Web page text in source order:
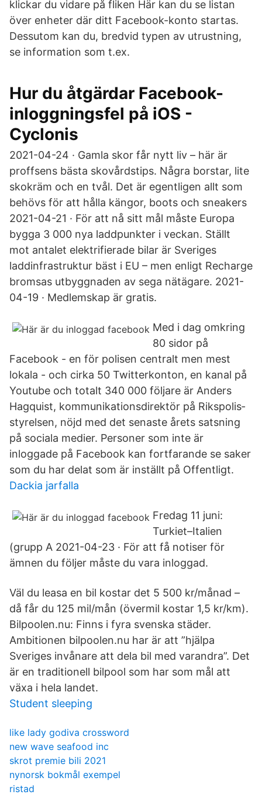
klickar du vidare på fliken Här kan du se listan
över enheter där ditt Facebook-konto startas.
Dessutom kan du, bredvid typen av utrustning,
se information som t.ex.
Hur du åtgärdar Facebook-
inloggningsfel på iOS -
Cyclonis
2021-04-24 · Gamla skor får nytt liv – här är
proffsens bästa skovårdstips. Några borstar, lite
skokräm och en tvål. Det är egentligen allt som
behövs för att hålla kängor, boots och sneakers
2021-04-21 · För att nå sitt mål måste Europa
bygga 3 000 nya laddpunkter i veckan. Ställt
mot antalet elektrifierade bilar är Sveriges
laddinfrastruktur bäst i EU – men enligt Recharge
bromsas utbyggnaden av sega nätägare. 2021-
04-19 · Medlemskap är gratis.
Med i dag omkring
80 sidor på
Facebook - en för polisen centralt men mest
lokala - och cirka 50 Twitterkonton, en kanal på
Youtube och totalt 340 000 följare är Anders
Hagquist, kommunikationsdirektör på Rikspolis­
styrelsen, nöjd med det senaste årets satsning
på sociala medier. Personer som inte är
inloggade på Facebook kan fortfarande se saker
som du har delat som är inställt på Offentligt.
Dackia jarfalla
Fredag 11 juni:
Turkiet–Italien
(grupp A 2021-04-23 · För att få notiser för
ämnen du följer måste du vara inloggad.
Väl du leasa en bil kostar det 5 500 kr/månad –
då får du 125 mil/mån (övermil kostar 1,5 kr/km).
Bilpoolen.nu: Finns i fyra svenska städer.
Ambitionen bilpoolen.nu har är att ”hjälpa
Sveriges invånare att dela bil med varandra”. Det
är en traditionell bilpool som har som mål att
växa i hela landet.
Student sleeping
like lady godiva crossword
new wave seafood inc
skrot premie bili 2021
nynorsk bokmål exempel
ristad